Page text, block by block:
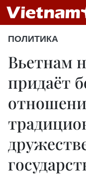
ПОЛИТИКА
Вьетнам
придаёт